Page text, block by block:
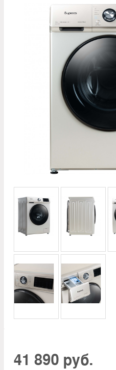
41 890 руб.